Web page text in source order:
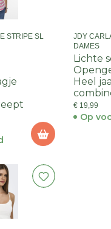
STRIPE SL
JDY
DAMES
Lichte
Heel
€ 19,99
Op